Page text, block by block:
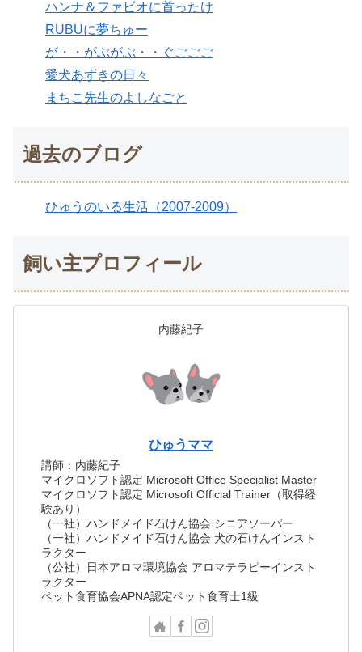
ハンナ＆ファビオに首ったけ
RUBUに夢ちゅー
が・・がぶがぶ・・ぐごごご
愛犬あずきの日々
まちこ先生のよしなごと
過去のブログ
ひゅうのいる生活（2007-2009）
飼い主プロフィール
内藤紀子
ひゅうママ
講師：内藤紀子
マイクロソフト認定 Microsoft Office Specialist Master
マイクロソフト認定 Microsoft Official Trainer（取得経
験あり）
（一社）ハンドメイド石けん協会 シニアソーパー
（一社）ハンドメイド石けん協会 犬の石けんインスト
ラクター
（公社）日本アロマ環境協会 アロマテラピーインスト
ラクター
ペット食育協会APNA認定ペット食育士1級